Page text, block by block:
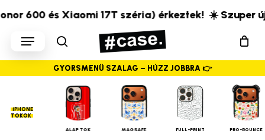
to
main
content
és Xiaomi 17T széria) érkeztek!☀️ Szuper új
search
Menu
GYORSMENÜ SZALAG – HÚZZ JOBBRA 👉
iPHONE
TOKOK
ALAP TOK MAGSAFE FULL-PRINT PRO-BOUNCE
„Snap and Drive Pro –
vákuumos MagSafe-es
autós tartó vezeték nélküli
töltéssel” értékelése
elsőként
Az e-mail címet nem tesszük